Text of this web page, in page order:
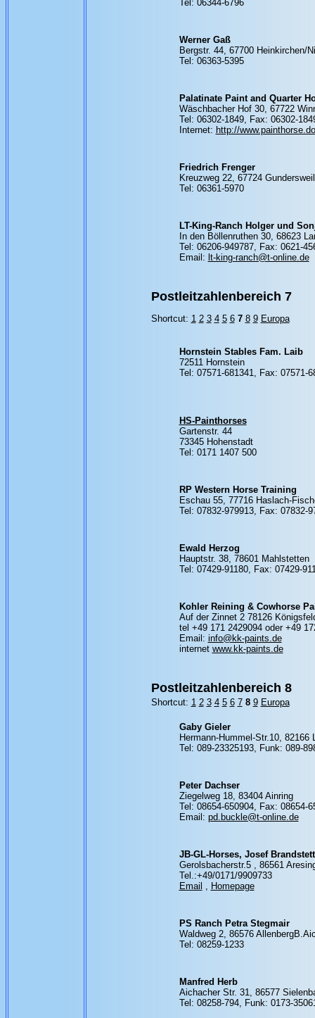
Tel: 06344-6796
Werner Gaß
Bergstr. 44, 67700 Heinkirchen/
Tel: 06363-5395
Palatinate Paint and Quarter
Wäschbacher Hof 30, 67722
Tel: 06302-1849, Fax: 06302-
Internet: http://
Friedrich Frenger
Kreuzweg 22, 67724
Tel: 06361-5970
LT-King-Ranch Holger und
In den Böllenruthen 30, 68623
Tel: 06206-949787, Fax: 0621-
Email: lt-king-ranch@t-online.de
Postleitzahlenbereich 7
Shortcut: 1 2 3 4 5 6 7 8 9 Europa
Hornstein Stables Fam. Laib
72511 Hornstein
Tel: 07571-681341, Fax: 07571-
HS-Painthorses
Gartenstr. 44
73345 Hohenstadt
Tel: 0171 1407 500
RP Western Horse Training
Eschau 55, 77716 Haslach-
Tel: 07832-979913, Fax: 07832-
Ewald Herzog
Hauptstr. 38, 78601 Mahlstetten
Tel: 07429-91180, Fax: 07429-
Kohler Reining & Cowhorse
Auf der Zinnet 2 78126
tel +49 171 2429094 oder +49
Email: info@kk-paints.de
internet www.kk-paints.de
Postleitzahlenbereich 8
Shortcut: 1 2 3 4 5 6 7 8 9 Europa
Gaby Gieler
Hermann-Hummel-Str.10, 82166
Tel: 089-23325193, Funk: 089-
Peter Dachser
Ziegelweg 18, 83404 Ainring
Tel: 08654-650904, Fax: 08654-
Email: pd.buckle@t-online.de
JB-GL-Horses, Josef
Gerolsbacherstr.5 , 86561
Tel.:+49/0171/9909733
Email , Homepage
PS Ranch Petra Stegmair
Waldweg 2, 86576
Tel: 08259-1233
Manfred Herb
Aichacher Str. 31, 86577
Tel: 08258-794, Funk: 0173-